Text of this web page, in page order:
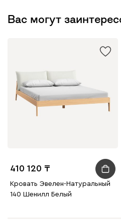
Вас могут
410 120
Кровать Эвелен-Натуральный
140 Шенилл Белый